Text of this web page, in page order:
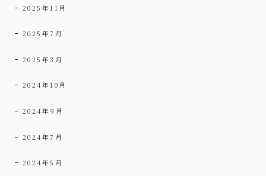
2025年11月
2025年7月
2025年3月
2024年10月
2024年9月
2024年7月
2024年5月